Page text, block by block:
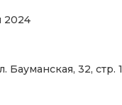
2024
Бауманская, 32, стр. 1